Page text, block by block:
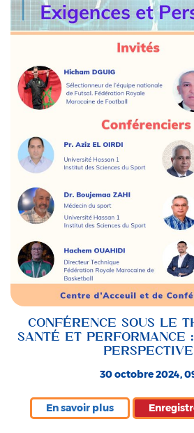
CONFÉRENCE SOUS LE
SANTÉ ET PERFORMANCE
30 octobre 2024,
En savoir plus